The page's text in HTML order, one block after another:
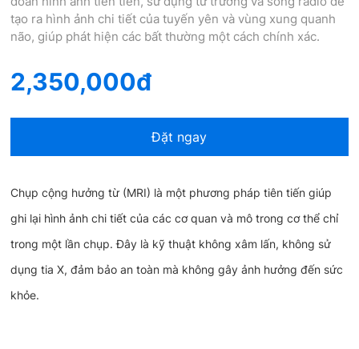
tạo ra hình ảnh chi tiết của tuyến yên và vùng xung quanh
não, giúp phát hiện các bất thường một cách chính xác.
2,350,000đ
Đặt ngay
Chụp cộng hưởng từ (MRI) là một phương pháp tiên tiến giúp
ghi lại hình ảnh chi tiết của các cơ quan và mô trong cơ thể chỉ
trong một lần chụp. Đây là kỹ thuật không xâm lấn, không sử
dụng tia X, đảm bảo an toàn mà không gây ảnh hưởng đến sức
khỏe.